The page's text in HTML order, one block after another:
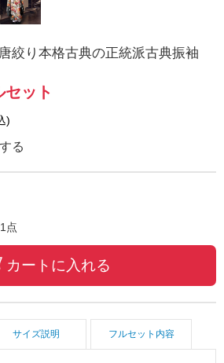
絞り本格古典の正統派古典振袖
ット
)
る
1 点
カートに入れる
サイズ説明 フルセット内容